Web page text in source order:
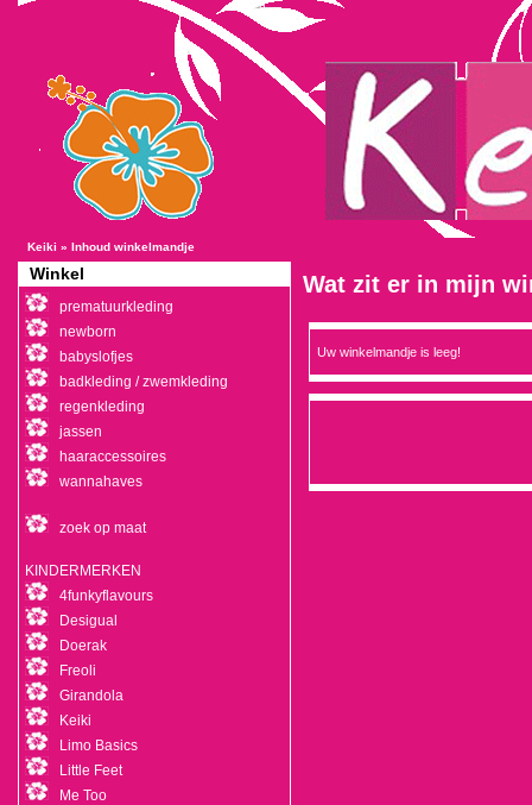
Keiki » Inhoud winkelmandje
Wat zit er in mijn
Uw winkelmandje is leeg!
Winkel
prematuurkleding
newborn
babyslofjes
badkleding / zwemkleding
regenkleding
jassen
haaraccessoires
wannahaves
zoek op maat
KINDERMERKEN
4funkyflavours
Desigual
Doerak
Freoli
Girandola
Keiki
Limo Basics
Little Feet
Me Too